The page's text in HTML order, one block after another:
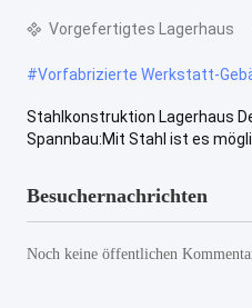
Vorgefertigtes Lagerhaus
#Vorfabrizierte Werkstatt-
Stahlkonstruktion Lagerhaus
Spannbau:Mit Stahl ist es
Besuchernachrichten
Noch keine öffentlichen